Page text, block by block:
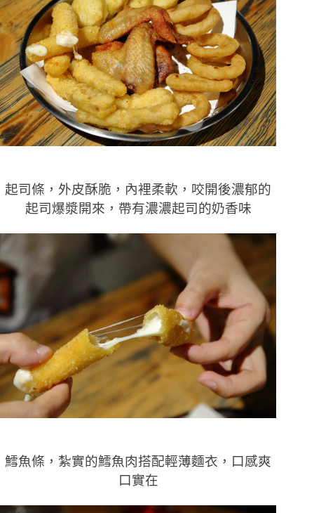
起司條，外皮酥脆，內裡柔軟，咬開後濃郁的
起司爆漿開來，帶有濃濃起司的奶香味
鱈魚條，紮實的鱈魚肉搭配輕薄麵衣，口感爽
口實在